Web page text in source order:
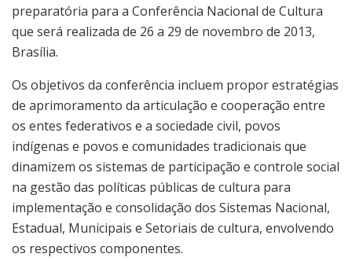
preparatória para a Conferência Nacional de Cultura
que será realizada de 26 a 29 de novembro de 2013,
Brasília.
Os objetivos da conferência incluem propor estratégias
de aprimoramento da articulação e cooperação entre
os entes federativos e a sociedade civil, povos
indígenas e povos e comunidades tradicionais que
dinamizem os sistemas de participação e controle social
na gestão das políticas públicas de cultura para
implementação e consolidação dos Sistemas Nacional,
Estadual, Municipais e Setoriais de cultura, envolvendo
os respectivos componentes.